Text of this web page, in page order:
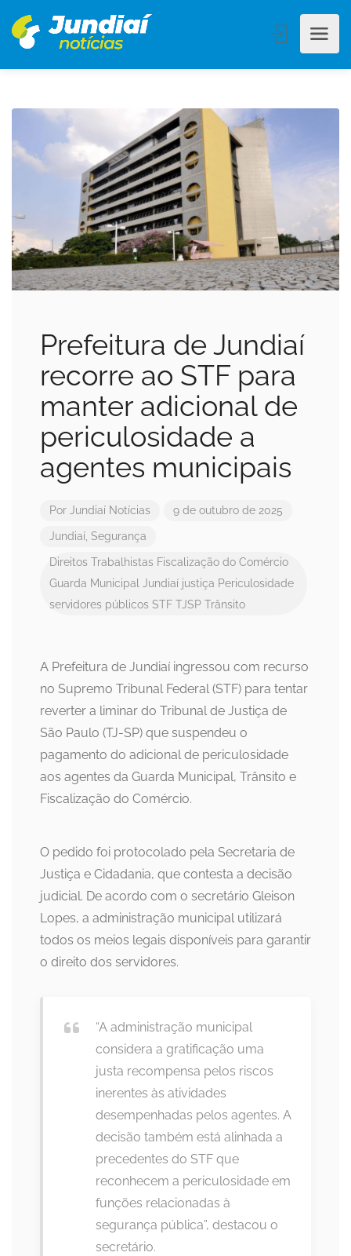
Prefeitura de Jundiaí
recorre ao STF para
manter adicional de
periculosidade a
agentes municipais
Por Jundiaí Notícias 9 de outubro de 2025
Jundiaí, Segurança
Direitos Trabalhistas Fiscalização do Comércio
Guarda Municipal Jundiaí justiça Periculosidade
servidores públicos STF TJSP Trânsito
A Prefeitura de Jundiaí ingressou com recurso
no Supremo Tribunal Federal (STF) para tentar
reverter a liminar do Tribunal de Justiça de
São Paulo (TJ-SP) que suspendeu o
pagamento do adicional de periculosidade
aos agentes da Guarda Municipal, Trânsito e
Fiscalização do Comércio.
O pedido foi protocolado pela Secretaria de
Justiça e Cidadania, que contesta a decisão
judicial. De acordo com o secretário Gleison
Lopes, a administração municipal utilizará
todos os meios legais disponíveis para garantir
o direito dos servidores.
“A administração municipal
considera a gratificação uma
justa recompensa pelos riscos
inerentes às atividades
desempenhadas pelos agentes. A
decisão também está alinhada a
precedentes do STF que
reconhecem a periculosidade em
funções relacionadas à
segurança pública”, destacou o
secretário.